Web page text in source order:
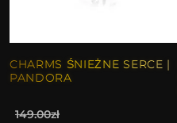
CHARMS ŚNIEŻNE SERCE |
PANDORA
149.00zł